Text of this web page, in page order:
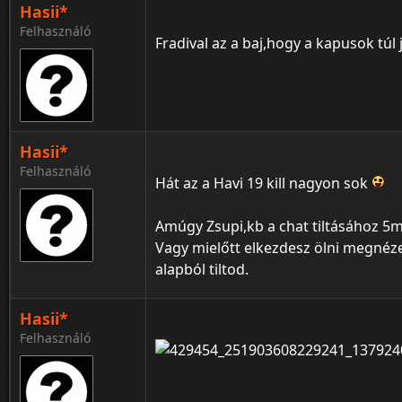
Hasii*
Felhasználó
Fradival az a baj,hogy a kapusok
Hasii*
Felhasználó
Hát az a Havi 19 kill nagyon sok
Amúgy Zsupi,kb a chat tiltásához
Vagy mielőtt elkezdesz ölni
alapból tiltod.
Hasii*
Felhasználó